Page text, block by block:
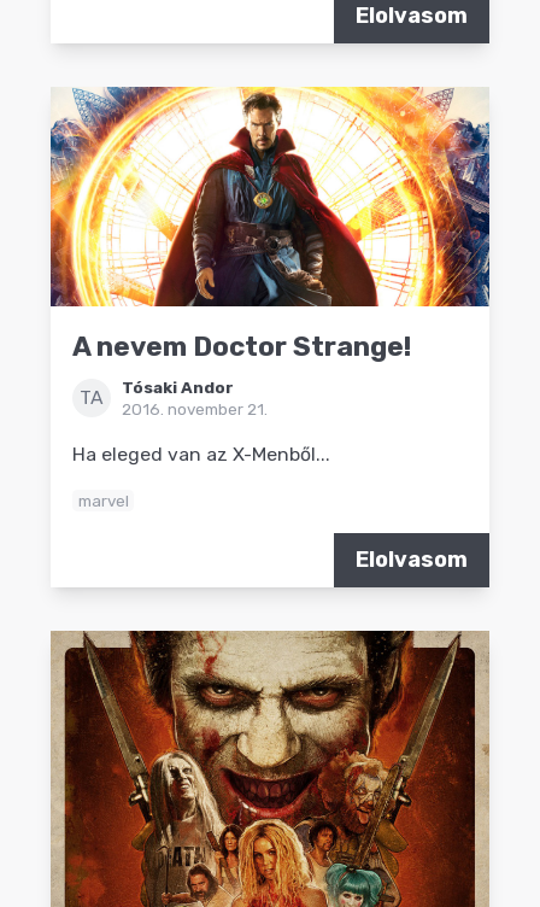
Elolvasom
A nevem Doctor Strange!
TA
Tósaki Andor
2016. november 21.
Ha eleged van az X-Menből...
marvel
Elolvasom